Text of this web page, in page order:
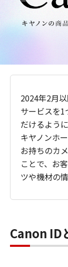
2024年2月
サービスを
だけるよう
キヤノンホ
お持ちのカ
ことで、お
ツや機材の
Canon ID